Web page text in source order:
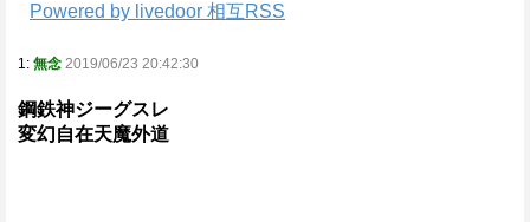
Powered by livedoor 相互RSS
1: 無念 2019/06/23 20:42:30
鋼鉄神ジーグスレ
変幻自在天魔外道